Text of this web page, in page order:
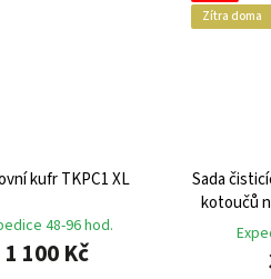
kufr TKPC1 XL
48-96 hod.
1 100 Kč
Zítra doma
Sada
kotoučů